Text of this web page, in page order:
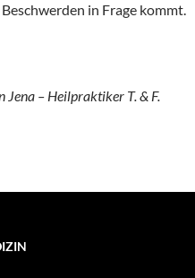
in Frage kommt.
– Heilpraktiker T. & F.